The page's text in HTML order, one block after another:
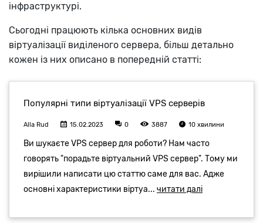
інфраструктурі.
Сьогодні працюють кілька основних видів
віртуалізації виділеного сервера, більш детально
кожен із них описано в попередній статті: